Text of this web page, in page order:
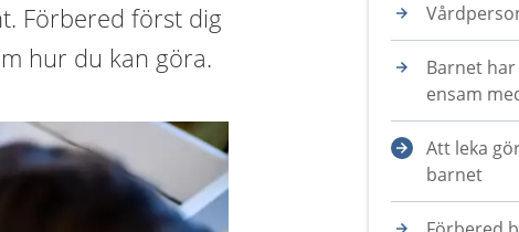
Förbered först dig
hur du kan göra.
Barnet
ensam
Att leka
barnet